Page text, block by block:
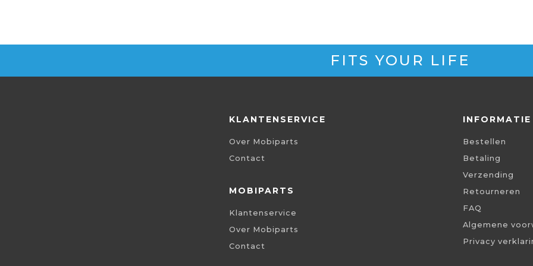
FITS YOUR LIFE
KLANTENSERVICE
Over Mobiparts
Contact
MOBIPARTS
Klantenservice
Over Mobiparts
Contact
INFORMATIE
Bestellen
Betaling
Verzending
Retourneren
FAQ
Algemene
Privacy